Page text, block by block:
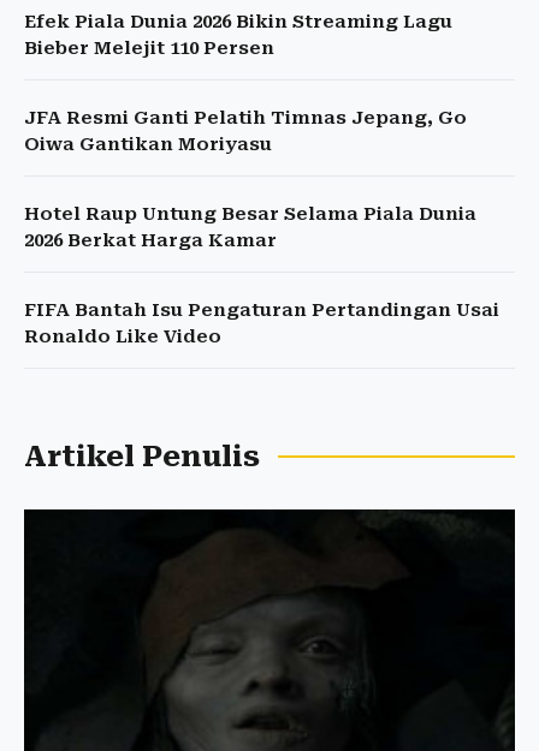
Efek Piala Dunia 2026 Bikin Streaming Lagu
Bieber Melejit 110 Persen
JFA Resmi Ganti Pelatih Timnas Jepang, Go
Oiwa Gantikan Moriyasu
Hotel Raup Untung Besar Selama Piala Dunia
2026 Berkat Harga Kamar
FIFA Bantah Isu Pengaturan Pertandingan Usai
Ronaldo Like Video
Artikel Penulis